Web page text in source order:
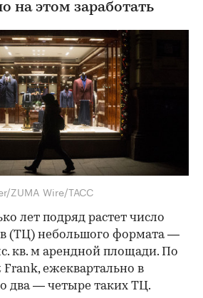
на этом заработать
ZUMA Wire/ТАСС
лет подряд растет число
(ТЦ) небольшого формата —
кв. м арендной площади. По
ежеквартально в
два — четыре таких ТЦ.